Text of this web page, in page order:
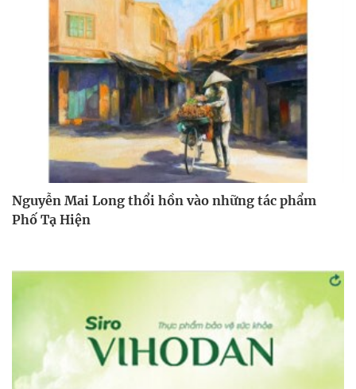
Nguyễn Mai Long thổi hồn vào những tác phẩm
Phố Tạ Hiện